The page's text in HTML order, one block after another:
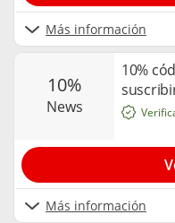
Más información
10%
news
10%
Más información